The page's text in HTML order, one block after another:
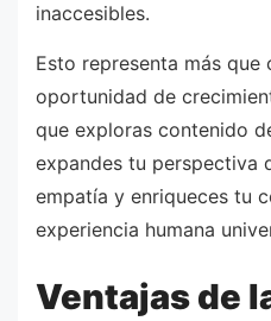
inaccesibles.
Esto representa más que
oportunidad de
que exploras contenido
expandes tu perspectiva
empatía y enriqueces tu
experiencia humana
Ventajas de